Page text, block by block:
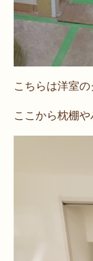
こちらは洋室
ここから枕棚